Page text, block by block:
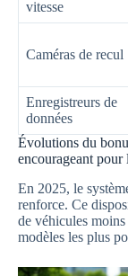
vitesse
Caméras de recul
Enregistreurs de
données
Évolutions du
encourageant pour
En 2025, le
renforce. Ce
de véhicules
modèles les plus